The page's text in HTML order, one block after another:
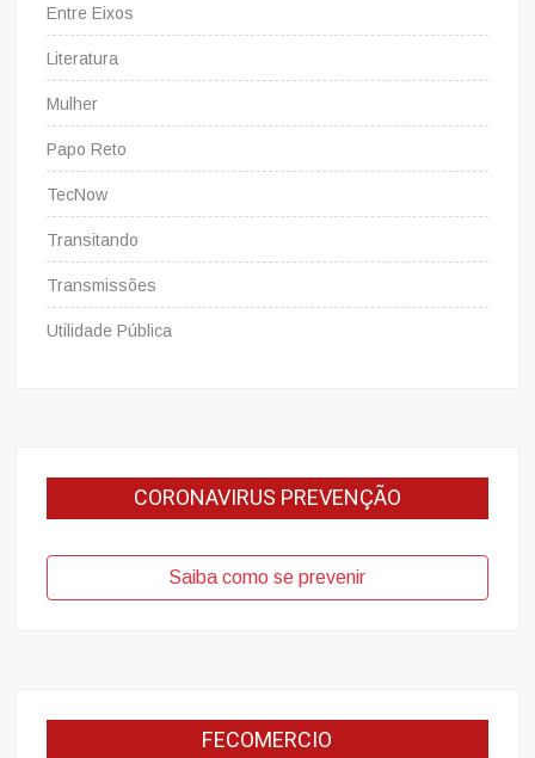
Entre Eixos
Literatura
Mulher
Papo Reto
TecNow
Transitando
Transmissões
Utilidade Pública
CORONAVIRUS PREVENÇÃO
Saiba como se prevenir
FECOMERCIO